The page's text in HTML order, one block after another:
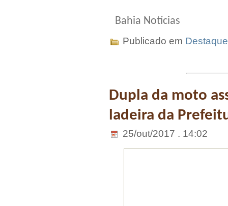
Bahia Notícias
Publicado em
Dupla da moto
ladeira da
25/out/2017 . 14:02